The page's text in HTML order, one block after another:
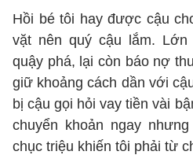
Hồi bé tôi hay được cậu
vặt nên quý cậu lắm.
quậy phá, lại còn báo nợ
giữ khoảng cách dần với
bị cậu gọi hỏi vay tiền vài
chuyển khoản ngay
chục triệu khiến tôi phải từ